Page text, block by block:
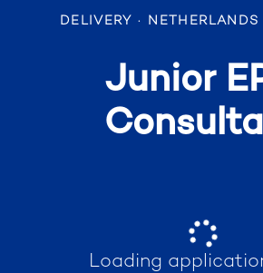
DELIVERY · NETHERLANDS
Junior
Loading